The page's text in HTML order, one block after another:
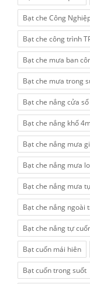
Bạt che Công
Bạt che công trình
Bạt che mưa ban
Bạt che mưa trong
Bạt che nắng cửa sổ
Bạt che nắng khổ
Bạt che nắng mưa
Bạt che nắng mưa
Bạt che nắng mưa
Bạt che nắng ngoài
Bạt che nắng tự
Bạt cuốn mái hiên
Bạt cuốn trong suốt